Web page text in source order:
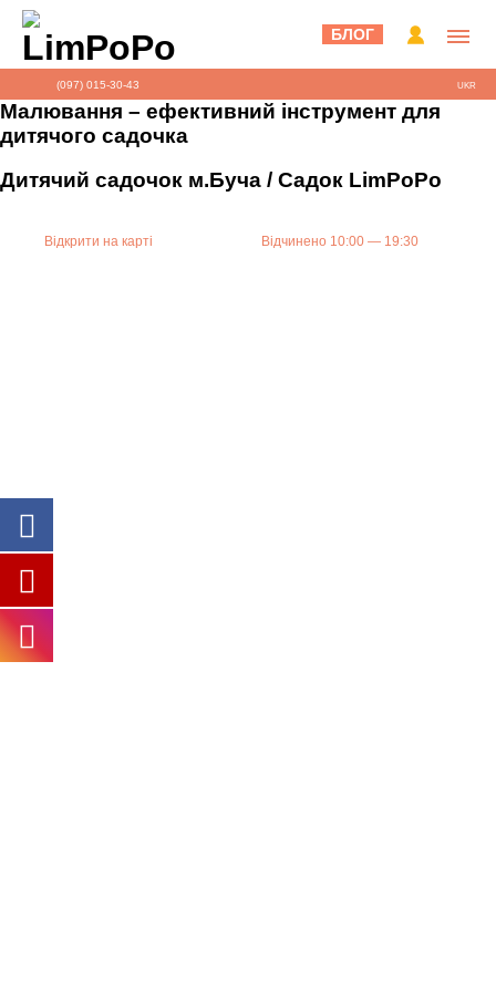
БЛОГ
(097) 015-30-43 UKR
Малювання – ефективний інструмент для
дитячого садочка
Дитячий садочок м.Буча / Садок LimPoPo
Відкрити на карті Відчинено 10:00 — 19:30